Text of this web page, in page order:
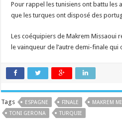
Pour rappel les tunisiens ont battu les
que les turques ont disposé des
Les coéquipiers de Makrem Missaoui
le vainqueur de l’autre demi-finale qui
Tags ESPAGNE FINALE MAKREM
TONI GERONA
TURQUIE